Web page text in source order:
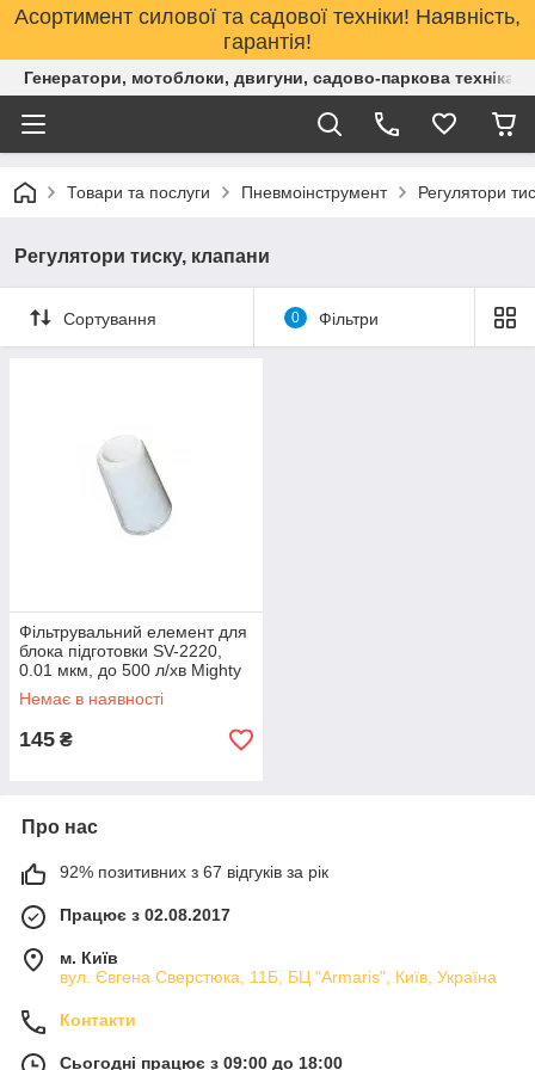
Асортимент силової та садової техніки! Наявність,
гарантія!
Генератори, мотоблоки, двигуни, садово-паркова техніка.
Товари та послуги Пневмоінструмент Регулятори
Регулятори тиску, клапани
Сортування 0 Фільтри
Фільтрувальний елемент для
блока підготовки SV-2220,
0.01 мкм, до 500 л/хв Mighty
Seven
Немає в наявності
145 ₴
Про нас
92% позитивних з 67 відгуків за рік
Працює з 02.08.2017
м. Київ
вул. Євгена Сверстюка, 11Б, БЦ "Armaris", Київ, Україна
Контакти
Сьогодні працює з 09:00 до 18:00